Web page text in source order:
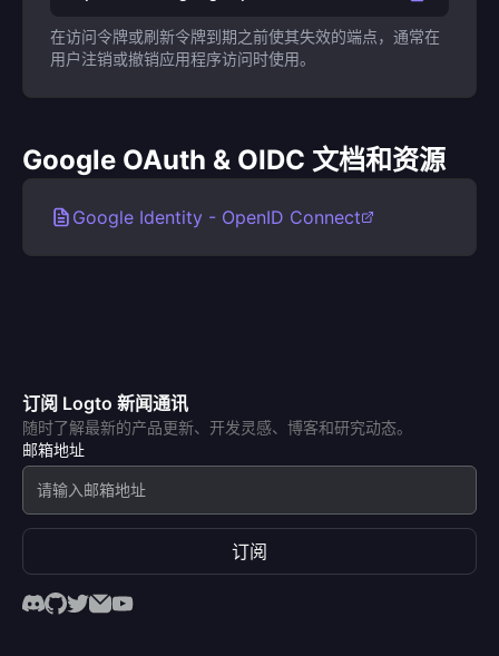
在访问令牌或刷新令牌到期之前使其失效的端点，通常在
用户注销或撤销应用程序访问时使用。
Google OAuth & OIDC 文档和资源
Google Identity - OpenID Connect
订阅 Logto 新闻通讯
随时了解最新的产品更新、开发灵感、博客和研究动态。
邮箱地址
订阅